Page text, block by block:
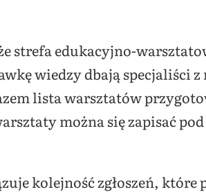
strefa edukacyjno-
wiedzy dbają specjaliści
lista warsztatów
można się zapisać
kolejność zgłoszeń, które